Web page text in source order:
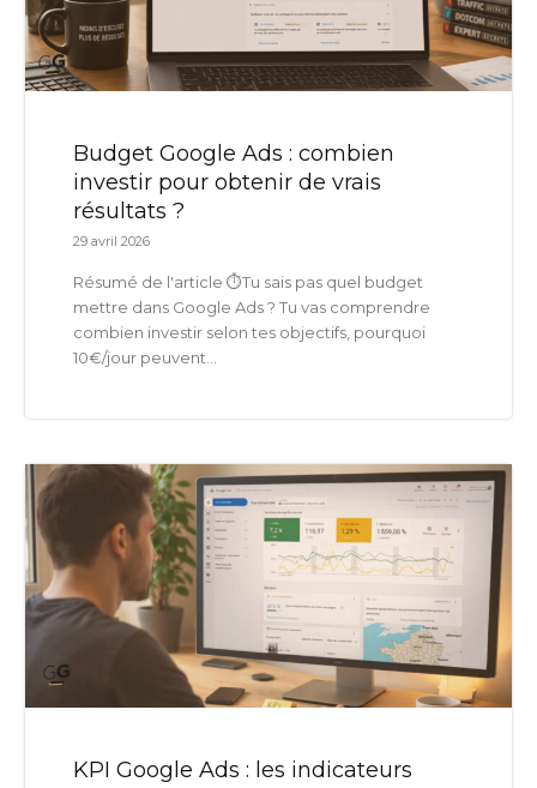
Budget Google Ads : combien
investir pour obtenir de vrais
résultats ?
29 avril 2026
Résumé de l'article ⏱️Tu sais pas quel budget
mettre dans Google Ads ? Tu vas comprendre
combien investir selon tes objectifs, pourquoi
10€/jour peuvent...
KPI Google Ads : les indicateurs